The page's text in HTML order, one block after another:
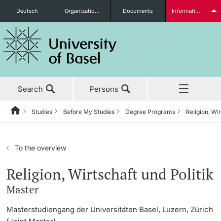
Prospective Students
Further information
Deutsch Organizational units Documents Information for...
Search Persons
News & Events
Studies
Studies
Before My Studies
Degree Programs
Application & Admission
Research
Teaching
HomeBackStudies Before My Studies Degree Programs Religion,
To the overview
Religion, Wirtschaft und Politik
Master
Masterstudiengang der Universitäten Basel, Luzern, Zürich